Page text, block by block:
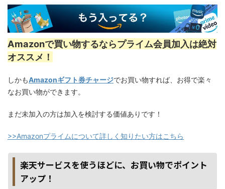
Amazonで買い物するならプライム会員加入は絶対
オススメ！
しかもAmazonギフト券チャージでお買い物すれば、お得で楽々
なお買い物ができます。
まだ未加入の方は加入を検討する価値ありです！
>>Amazonプライムについて詳しく知りたい方はこちら
楽天サービスを使うほどに、お買い物でポイント
アップ！